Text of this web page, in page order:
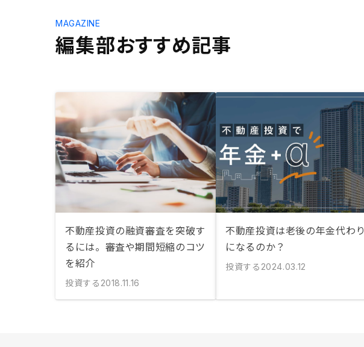
編集部おすすめ記事
MAGAZINE
不動産投資の融資審査を突破す
るには。審査や期間短縮のコツ
を紹介
投資する 2018.11.16
不動産投資は老後の年金代わり
になるのか？
投資する 2024.03.12